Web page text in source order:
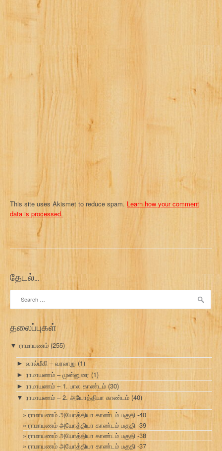
v
a
This site uses Akismet to reduce spam. Learn how your comment
data is processed.
தேடல்…
for:
தலைப்புகள்
▼ ராமாயணம் (255)
► வால்மீகி – வரலாறு (1)
► ராமாயணம் – முன்னுரை (1)
► ராமாயணம் – 1. பால காண்டம் (30)
▼ ராமாயணம் – 2. அயோத்தியா காண்டம் (40)
ராமாயணம் அயோத்தியா காண்டம் பகுதி -40
ராமாயணம் அயோத்தியா காண்டம் பகுதி -39
ராமாயணம் அயோத்தியா காண்டம் பகுதி -38
ராமாயணம் அயோத்தியா காண்டம் பகுதி -37